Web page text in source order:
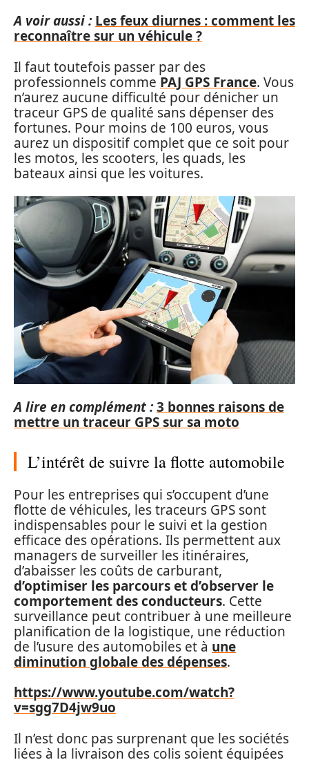
A voir aussi : Les feux diurnes : comment les
reconnaître sur un véhicule ?
Il faut toutefois passer par des
professionnels comme PAJ GPS France. Vous
n’aurez aucune difficulté pour dénicher un
traceur GPS de qualité sans dépenser des
fortunes. Pour moins de 100 euros, vous
aurez un dispositif complet que ce soit pour
les motos, les scooters, les quads, les
bateaux ainsi que les voitures.
A lire en complément :3 bonnes raisons de
mettre un traceur GPS sur sa moto
L’intérêt de suivre la flotte automobile
Pour les entreprises qui s’occupent d’une
flotte de véhicules, les traceurs GPS sont
indispensables pour le suivi et la gestion
efficace des opérations. Ils permettent aux
managers de surveiller les itinéraires,
d’abaisser les coûts de carburant,
d’optimiser les parcours et d’observer le
comportement des conducteurs. Cette
surveillance peut contribuer à une meilleure
planification de la logistique, une réduction
de l’usure des automobiles et à une
diminution globale des dépenses.
https://www.youtube.com/watch?
v=sgg7D4jw9uo
Il n’est donc pas surprenant que les sociétés
liées à la livraison des colis soient équipées